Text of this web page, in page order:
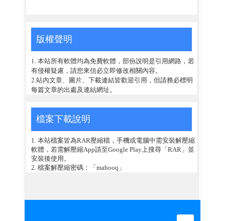
版權聲明
1. 本站所有軟體均為免費軟體，部份說明是引用網路，若
有侵權疑慮，請您來信必立即修改相關內容。
2.站內文章、圖片、下載連結皆歡迎引用，但請務必標明
每篇文章的出處及連結網址。
檔案下載說明
1. 本站檔案皆為RAR壓縮檔，手機或電腦中需安裝解壓縮
軟體，若需解壓縮App請至Google Play上搜尋「RAR」並
安裝後使用。
2. 檔案解壓縮密碼：「mahooq」